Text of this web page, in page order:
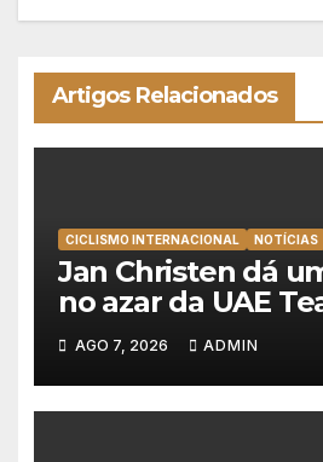
Artigos Relacionados
CICLISMO INTERNACIONAL NOTÍCIAS
Jan Christen dá
no azar da UAE
Emirates e vence
Polónia
AGO 7, 2026 ADMIN